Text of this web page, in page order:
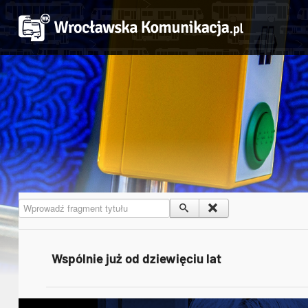
Wprowadź fragment tytułu
Wspólnie już od dziewięciu lat